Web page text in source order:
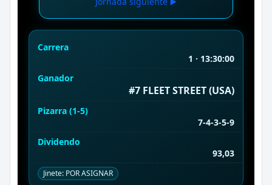
Carrera
1 · 13:30:00
Ganador
#7 FLEET STREET (USA)
Pizarra (1-5)
7-4-3-5-9
Dividendo
93,03
Jinete: POR ASIGNAR